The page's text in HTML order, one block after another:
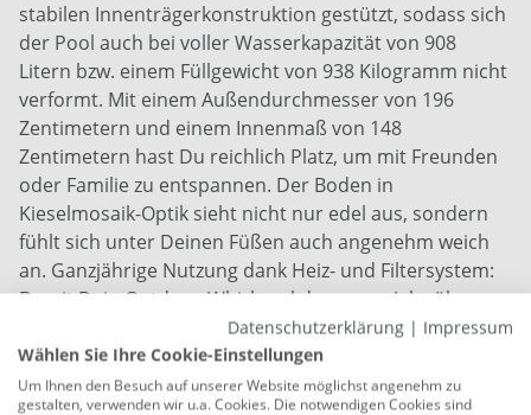
stabilen Innenträgerkonstruktion gestützt, sodass sich
der Pool auch bei voller Wasserkapazität von 908
Litern bzw. einem Füllgewicht von 938 Kilogramm nicht
verformt. Mit einem Außendurchmesser von 196
Zentimetern und einem Innenmaß von 148
Zentimetern hast Du reichlich Platz, um mit Freunden
oder Familie zu entspannen. Der Boden in
Kieselmosaik-Optik sieht nicht nur edel aus, sondern
fühlt sich unter Deinen Füßen auch angenehm weich
an. Ganzjährige Nutzung dank Heiz- und Filtersystem:
Damit Dein Outdoor-Whirlpool das ganze Jahr über
einsatzbereit bleibt, arbeitet eine
Hochleistungsheizung mit 2.050 Watt und einer
Aufheizrate von 1,5 bis 2 Grad pro Stunde. Die
Datenschutzerklärung | Impressum
Wählen Sie Ihre Cookie-Einstellungen
Um Ihnen den Besuch auf unserer Website möglichst angenehm zu
gestalten, verwenden wir u.a. Cookies. Die notwendigen Cookies sind